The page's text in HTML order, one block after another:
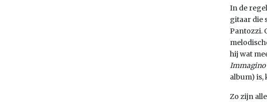
In de
gitaar die
Pantozzi.
hij wat
Immagino
album) is,
Zo zijn